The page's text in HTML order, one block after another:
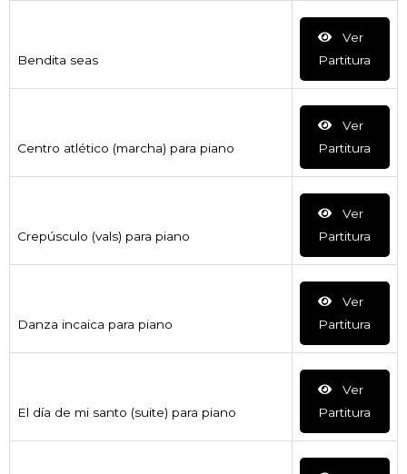
Bendita seas
Ver
Partitura
Centro atlético (marcha) para piano
Ver
Partitura
Crepúsculo (vals) para piano
Ver
Partitura
Danza incaica para piano
Ver
Partitura
El día de mi santo (suite) para piano
Ver
Partitura